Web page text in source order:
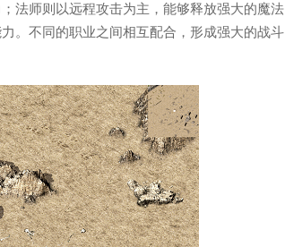
法师则以远程攻击为主，能够释放强大的魔法
。不同的职业之间相互配合，形成强大的战斗